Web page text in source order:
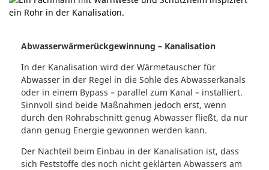
Abwasserwärmerückgewinnung – Kanalisation
In der Kanalisation wird der Wärmetauscher für
Abwasser in der Regel in die Sohle des Abwasserkanals
oder in einem Bypass – parallel zum Kanal – installiert.
Sinnvoll sind beide Maßnahmen jedoch erst, wenn
durch den Rohrabschnitt genug Abwasser fließt, da nur
dann genug Energie gewonnen werden kann.
Der Nachteil beim Einbau in der Kanalisation ist, dass
sich Feststoffe des noch nicht geklärten Abwassers am